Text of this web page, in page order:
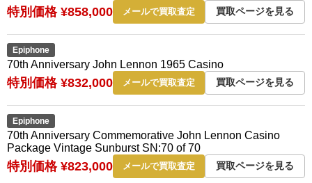
特別価格 ¥858,000 メールで買取査定 買取ページを見る
Epiphone
70th Anniversary John Lennon 1965 Casino
特別価格 ¥832,000 メールで買取査定 買取ページを見る
Epiphone
70th Anniversary Commemorative John Lennon Casino
Package Vintage Sunburst SN:70 of 70
特別価格 ¥823,000 メールで買取査定 買取ページを見る